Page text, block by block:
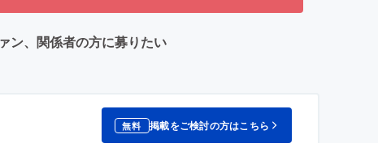
ン、関係者の方に募りたい
無料 掲載をご検討の方はこちら